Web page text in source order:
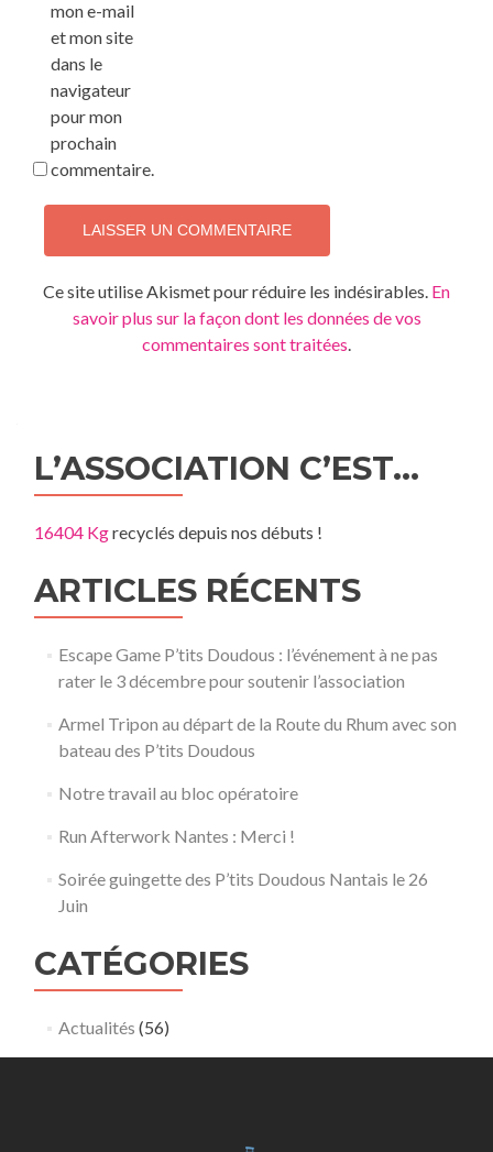
mon e-mail
et mon site
dans le
navigateur
pour mon
prochain
commentaire.
Ce site utilise Akismet pour réduire les indésirables. En
savoir plus sur la façon dont les données de vos
commentaires sont traitées.
L’ASSOCIATION C’EST…
16404 Kgrecyclés depuis nos débuts !
ARTICLES RÉCENTS
Escape Game P’tits Doudous : l’événement à ne pas
rater le 3 décembre pour soutenir l’association
Armel Tripon au départ de la Route du Rhum avec son
bateau des P’tits Doudous
Notre travail au bloc opératoire
Run Afterwork Nantes : Merci !
Soirée guingette des P’tits Doudous Nantais le 26
Juin
CATÉGORIES
Actualités (56)